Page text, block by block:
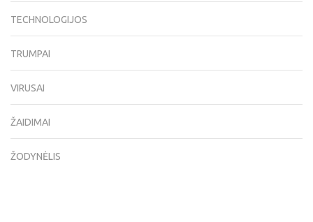
TECHNOLOGIJOS
TRUMPAI
VIRUSAI
ŽAIDIMAI
ŽODYNĖLIS